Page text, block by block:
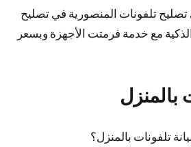
تلفونات المنصورية في تصليح
مع خدمة فرمتت الأجهزة وبسعر
بالمنزل
تلفونات بالمنزل؟